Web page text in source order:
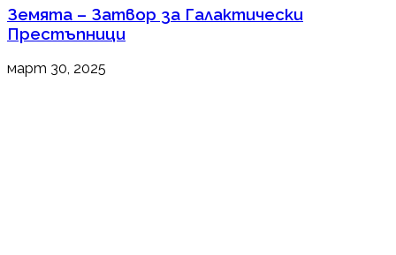
Земята – Затвор за Галактически
Престъпници
март 30, 2025